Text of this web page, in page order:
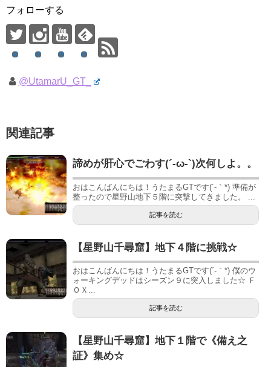
フォローする
@UtamarU_GT_
関連記事
諦めが肝心でごわす(´-ω-`)次何しよ。。
おはこんばんにちは！うたまるGTです(´-｀*) 準備が
整ったので星野山地下５階に突撃してきました。 ...
記事を読む
【星野山千尋窟】地下４階に挑戦☆
おはこんばんにちは！うたまるGTです(´-｀*) 僕のウ
ォーキングデッドはシーズン９に突入しました☆ Ｆ
ＯＸ...
記事を読む
【星野山千尋窟】地下１階で《備え之
証》集め☆